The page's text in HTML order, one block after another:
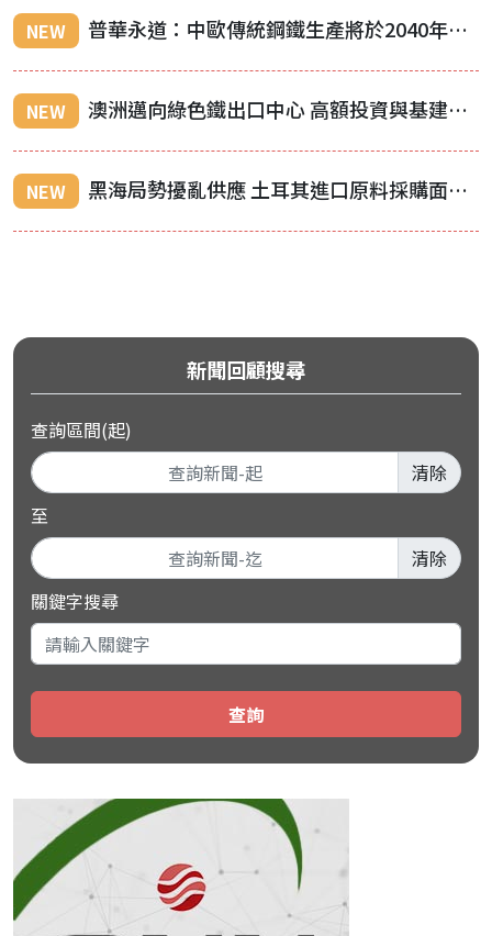
NEW 普華永道：中歐傳統鋼鐵生產將於2040年後喪失競爭力
NEW 澳洲邁向綠色鐵出口中心 高額投資與基建成關鍵考驗
NEW 黑海局勢擾亂供應 土耳其進口原料採購面臨挑戰
新聞回顧搜尋
查詢區間(起)
清除
至
清除
關鍵字搜尋
查詢